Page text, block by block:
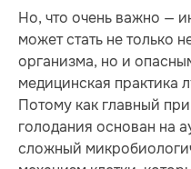
Но, что очень важно —
может стать не только
организма, но и
медицинская практика
Потому как главный
голодания основан на
сложный